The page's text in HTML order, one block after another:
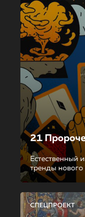
21
Естественный
тренды нового
СПЕЦПРОЕКТ